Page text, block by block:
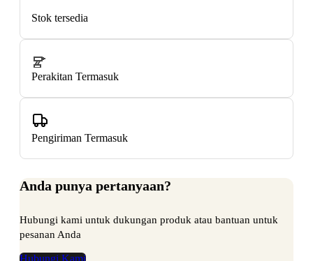
Stok tersedia
Perakitan Termasuk
Pengiriman Termasuk
Anda punya pertanyaan?
Hubungi kami untuk dukungan produk atau bantuan untuk
pesanan Anda
Hubungi Kami